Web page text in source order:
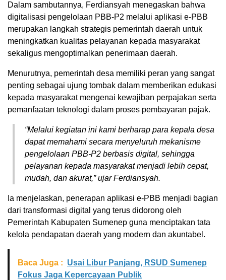
Dalam sambutannya, Ferdiansyah menegaskan bahwa
digitalisasi pengelolaan PBB-P2 melalui aplikasi e-PBB
merupakan langkah strategis pemerintah daerah untuk
meningkatkan kualitas pelayanan kepada masyarakat
sekaligus mengoptimalkan penerimaan daerah.
Menurutnya, pemerintah desa memiliki peran yang sangat
penting sebagai ujung tombak dalam memberikan edukasi
kepada masyarakat mengenai kewajiban perpajakan serta
pemanfaatan teknologi dalam proses pembayaran pajak.
“Melalui kegiatan ini kami berharap para kepala desa
dapat memahami secara menyeluruh mekanisme
pengelolaan PBB-P2 berbasis digital, sehingga
pelayanan kepada masyarakat menjadi lebih cepat,
mudah, dan akurat,” ujar Ferdiansyah.
Ia menjelaskan, penerapan aplikasi e-PBB menjadi bagian
dari transformasi digital yang terus didorong oleh
Pemerintah Kabupaten Sumenep guna menciptakan tata
kelola pendapatan daerah yang modern dan akuntabel.
Baca Juga : Usai Libur Panjang, RSUD Sumenep
Fokus Jaga Kepercayaan Publik